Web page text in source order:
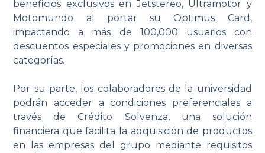
beneficios exclusivos en Jetstereo, Ultramotor y
Motomundo al portar su Optimus Card,
impactando a más de 100,000 usuarios con
descuentos especiales y promociones en diversas
categorías.
Por su parte, los colaboradores de la universidad
podrán acceder a condiciones preferenciales a
través de Crédito Solvenza, una solución
financiera que facilita la adquisición de productos
en las empresas del grupo mediante requisitos